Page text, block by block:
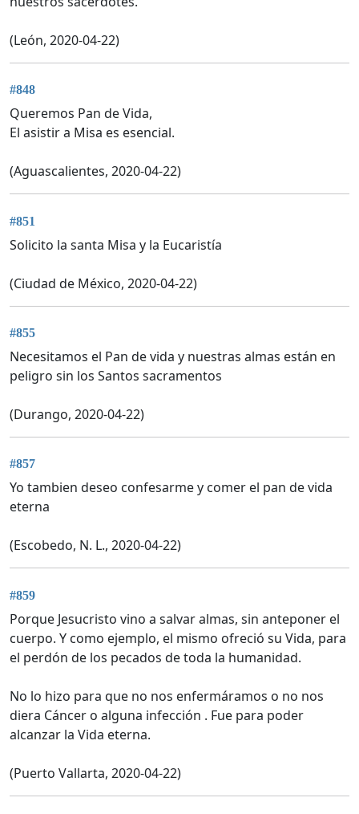
(León, 2020-04-22)
#848
Queremos Pan de Vida,
El asistir a Misa es esencial.
(Aguascalientes, 2020-04-22)
#851
Solicito la santa Misa y la Eucaristía
(Ciudad de México, 2020-04-22)
#855
Necesitamos el Pan de vida y nuestras almas están en
peligro sin los Santos sacramentos
(Durango, 2020-04-22)
#857
Yo tambien deseo confesarme y comer el pan de vida
eterna
(Escobedo, N. L., 2020-04-22)
#859
Porque Jesucristo vino a salvar almas, sin anteponer el
cuerpo. Y como ejemplo, el mismo ofreció su Vida, para
el perdón de los pecados de toda la humanidad.
No lo hizo para que no nos enfermáramos o no nos
diera Cáncer o alguna infección . Fue para poder
alcanzar la Vida eterna.
(Puerto Vallarta, 2020-04-22)